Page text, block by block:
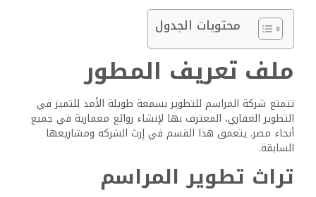
محتويات الجدول
ملف تعريف المطور
تتمتع شركة المراسم للتطوير بسمعة طويلة الأمد للتميز في
التطوير العقاري، المعترف بها لإنشاء روائع معمارية في جميع
أنحاء مصر. يتعمق هذا القسم في إرث الشركة ومشاريعها
السابقة.
تراث تطوير المراسم